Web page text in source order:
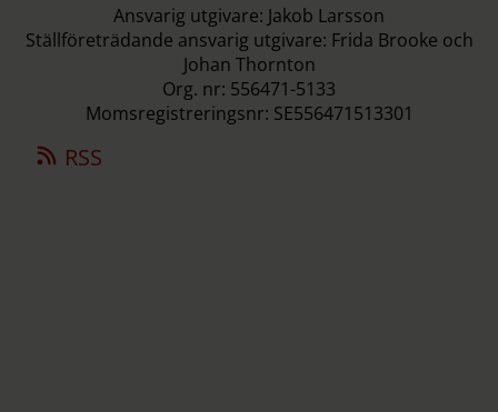
Ansvarig utgivare: Jakob Larsson
Ställföreträdande ansvarig utgivare: Frida Brooke och
Johan Thornton
Org. nr: 556471-5133
Momsregistreringsnr: SE556471513301
RSS